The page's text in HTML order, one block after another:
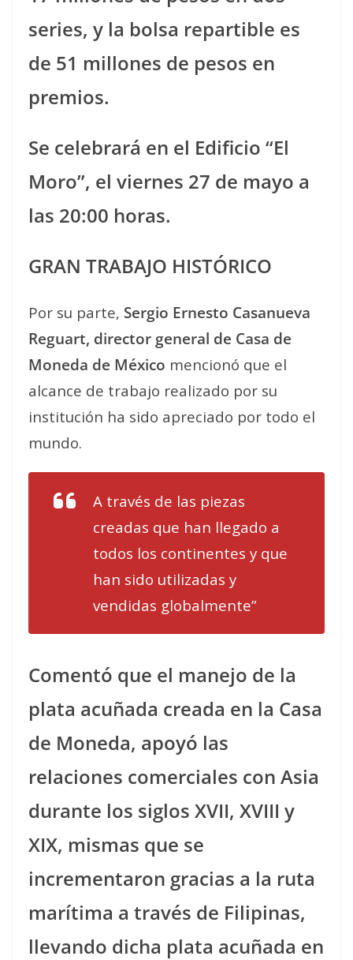
series, y la bolsa repartible es
de 51 millones de pesos en
premios.
Se celebrará en el Edificio “El
Moro”, el viernes 27 de mayo a
las 20:00 horas.
GRAN TRABAJO HISTÓRICO
Por su parte, Sergio Ernesto Casanueva
Reguart, director general de Casa de
Moneda de México mencionó que el
alcance de trabajo realizado por su
institución ha sido apreciado por todo el
mundo.
A través de las piezas
creadas que han llegado a
todos los continentes y que
han sido utilizadas y
vendidas globalmente”
Comentó que el manejo de la
plata acuñada creada en la Casa
de Moneda, apoyó las
relaciones comerciales con Asia
durante los siglos XVII, XVIII y
XIX, mismas que se
incrementaron gracias a la ruta
marítima a través de Filipinas,
llevando dicha plata acuñada en